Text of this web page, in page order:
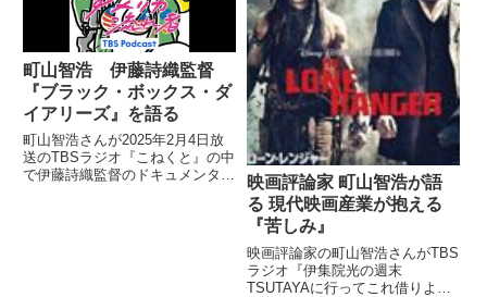
町山智浩 伊藤詩織監督
『ブラック・ボックス・ダ
イアリーズ』を語る
町山智浩さんが2025年2月4日放
送のTBSラジオ『こねくと』の中
で伊藤詩織監督のドキュメンタリ
映画評論家 町山智浩が語
る 現代映画産業が抱える
『苦しみ』
映画評論家の町山智浩さんがTBS
ラジオ『伊集院光の週末
TSUTAYAに行ってこれ借りよ